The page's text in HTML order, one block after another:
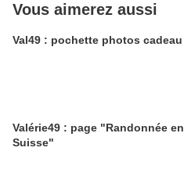
Vous aimerez aussi
Val49 : pochette photos cadeau
Valérie49 : page "Randonnée en
Suisse"